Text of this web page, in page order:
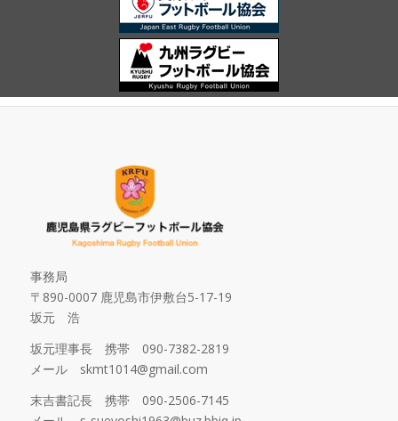
事務局
〒890-0007 鹿児島市伊敷台5-17-19
坂元 浩
坂元理事長 携帯 090-7382-2819
メール skmt1014@gmail.com
末吉書記長 携帯 090-2506-7145